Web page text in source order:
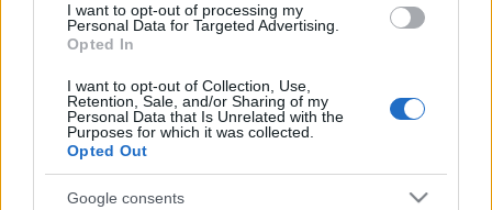
I want to opt-out of processing my
Personal Data for Targeted Advertising.
Opted In
I want to opt-out of Collection, Use,
Retention, Sale, and/or Sharing of my
Personal Data that Is Unrelated with the
Purposes for which it was collected.
Opted Out
Google consents
Az új szériát - amelynek címe és szereposztása
egyelőre nem ismert -
showrunnere és
Kovács Dániel Richárd
a Birodalom című sorozatok rendezője jegyzi.
Az egyelőre nem világos, hogy van-e köze az új
sorozathoz annak apromónak, ami napok óta
látható az RTL-en, és ami egy új sorozathoz keres